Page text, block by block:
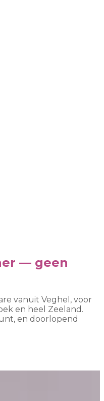
— geen
vanuit Veghel, voor
en heel Zeeland.
en doorlopend